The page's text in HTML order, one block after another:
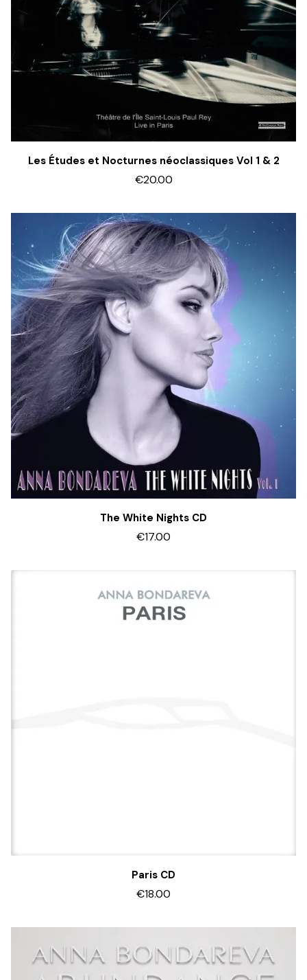
Les Études et Nocturnes néoclassiques Vol 1 & 2
€20.00
The White Nights CD
€17.00
Paris CD
€18.00